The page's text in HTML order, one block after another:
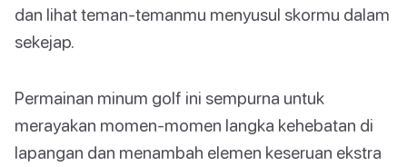
dan lihat teman-temanmu menyusul skormu dalam
sekejap.
Permainan minum golf ini sempurna untuk
merayakan momen-momen langka kehebatan di
lapangan dan menambah elemen keseruan ekstra